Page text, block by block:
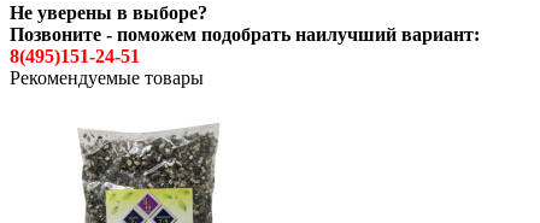
Не уверены в выборе?
Позвоните - поможем подобрать наилучший вариант:
8(495)151-24-51
Рекомендуемые товары